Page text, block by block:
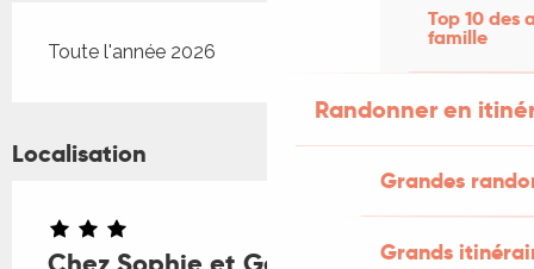
Top 10 des
famille
Randonner en
Grandes
Grands
Toute l'année 2026
Localisation